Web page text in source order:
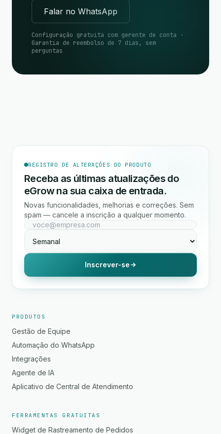
Falar no WhatsApp
Configuração gratuita com gerente de conta ·
Garantia de reembolso de 7 dias, sem
perguntas
REGISTRO DE ALTERAÇÕES DO PRODUTO
Receba as últimas atualizações do
eGrow na sua caixa de entrada.
Novas funcionalidades, melhorias e correções. Sem
spam — cancele a inscrição a qualquer momento.
Inscrever-se
PRODUTOS
Gestão de Equipe
Automação do WhatsApp
Integrações
Agente de IA
Aplicativo de Central de Atendimento
FERRAMENTAS GRATUITAS
Widget de Rastreamento de Pedidos